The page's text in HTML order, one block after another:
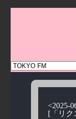
<2025-
[「リク